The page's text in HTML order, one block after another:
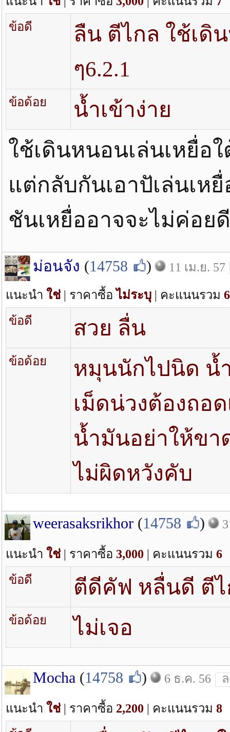
ข้อดี
ลืน ตีไกล ใช้เดิ
ๆ6.2.1
ข้อด้อย
น้ำเข้าง่าย
ใช้เดินหนอนเล่นเหยื่อ
แต่กลับกันเอาปัเล่นเห
ชันเหยื่ออาจจะไม่ค่อย
ม่อนจัง (14758 ) 11 เม.ย. 57
แนะนำ ใช่| ราคาซื้อไม่ระบุ | คะแนนรวม 6
ข้อดี
สวย ลื่น
ข้อด้อย
หมุนนักไปนิด น้
เม็ดน่วงต้องถอ
น้ำมันอย่าให้ข
ไม่ผิดหวังคับ
weerasaksrikhor (14758 )
แนะนำ ใช่| ราคาซื้อ 3,000 | คะแนนรวม 6
ข้อดี
ตีดีคัฟ หลื่นดี ตี
ข้อด้อย ไม่เจอ
Mocha (14758 ) 6 ธ.ค. 56
แนะนำ ใช่| ราคาซื้อ 2,200 | คะแนนรวม 8